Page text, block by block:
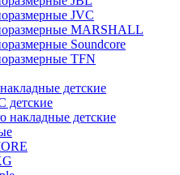
JVC
MARSHALL
Soundcore
TFN
детские
детские
накладные детские